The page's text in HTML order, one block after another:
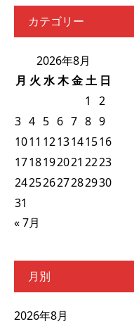
カテゴリー
2026年8月
月 火 水木金土 日
1
2
3 4 5 6 7 8 9
1011 1213141516
1718192021 2223
24252627282930
31
« 7月
月別
2026年8月